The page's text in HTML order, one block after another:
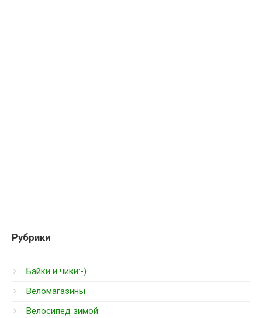
Рубрики
Байки и чики:-)
Веломагазины
Велосипед зимой